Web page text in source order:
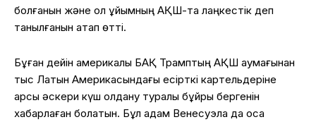
болғанын және ол ұйымның АҚШ-та лаңкестік деп
танылғанын атап өтті.
Бұған дейін америкалық БАҚ Трамптың АҚШ аумағынан
тыс Латын Америкасындағы есірткі картельдеріне
қарсы әскери күш қолдану туралы бұйрық бергенін
хабарлаған болатын. Бұл қадам Венесуэла да қоса